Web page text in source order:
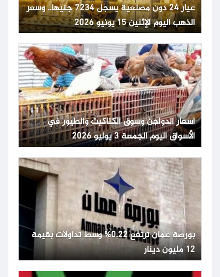
عيار 24 دون مصنعية يسجل 7234 جنيها.. وسعر
الذهب اليوم الإثنين 15 يونيو 2026
أسعار الدواجن وسوق الكتاكيت والطيور في
الأسواق اليوم الجمعة 3 يوليو 2026
بورصة عمان ترتفع 0.22% وسط تداولات بقيمة
12 مليون دينار